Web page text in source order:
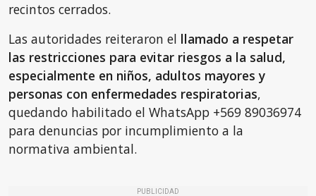
recintos cerrados.
Las autoridades reiteraron el llamado a respetar
las restricciones para evitar riesgos a la salud,
especialmente en niños, adultos mayores y
personas con enfermedades respiratorias,
quedando habilitado el WhatsApp +569 89036974
para denuncias por incumplimiento a la
normativa ambiental.
PUBLICIDAD